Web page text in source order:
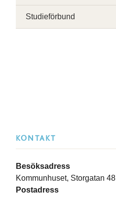
Studieförbund
KONTAKT
Besöksadress
Kommunhuset, Storgatan 48
Postadress